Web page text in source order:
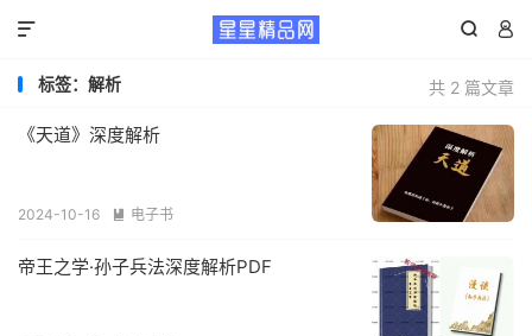
 

共 2 篇文章
标签：解析
《天道》深度解析
2024-10-16  电子书
帝王之学·孙子兵法深度解析PDF